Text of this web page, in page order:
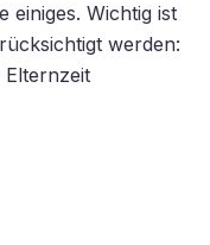
einiges. Wichtig ist
werden: